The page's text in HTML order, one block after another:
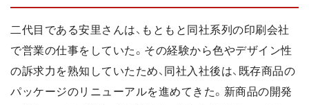
二代目である安里さんは、もともと同社系列の印刷会社
で営業の仕事をしていた。その経験から色やデザイン性
の訴求力を熟知していたため、同社入社後は、既存商品の
パッケージのリニューアルを進めてきた。新商品の開発